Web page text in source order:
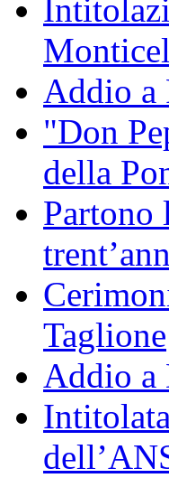
Addio a
"Don
della
Partono
Taglione
Addio a